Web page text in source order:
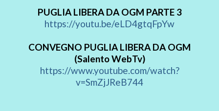
PUGLIA LIBERA DA OGM PARTE 3
https://youtu.be/eLD4gtqFpYw
CONVEGNO PUGLIA LIBERA DA OGM
(Salento WebTv)
https://www.youtube.com/watch?
v=SmZjJReB744